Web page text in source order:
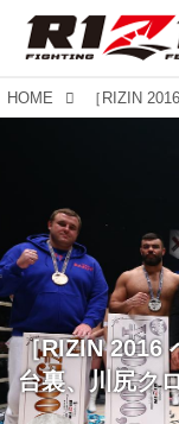
HOME
［RIZIN 2016
台裏、川尻ク